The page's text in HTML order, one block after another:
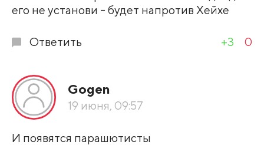
его не установи - будет напротив Хейхе
Ответить +3 0
Gogen
19 июня, 09:57
И появятся парашютисты